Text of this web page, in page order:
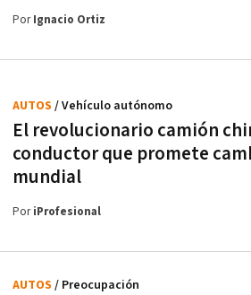
PorIgnacio Ortiz
El revolucionario camión
conductor que promete
mundial
AUTOS / Vehículo autónomo
PoriProfesional
AUTOS / Preocupación